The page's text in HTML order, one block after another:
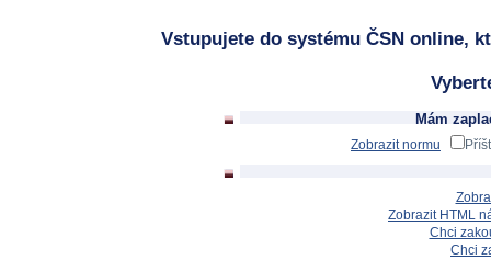
Vstupujete do systému ČSN online,
Mám
Zobrazit normu
Zobrazit HTML
Chci
Chci